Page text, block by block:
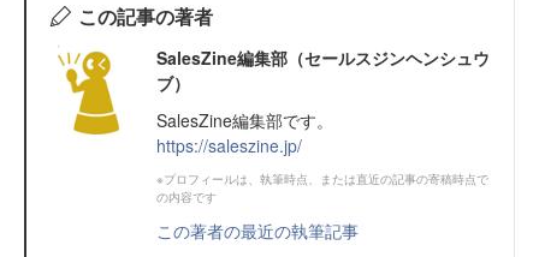
この記事の著者
SalesZine編集部（セールスジンヘンシュウ
ブ）
SalesZine編集部です。
https://saleszine.jp/
※プロフィールは、執筆時点、または直近の記事の寄稿時点で
の内容です
この著者の最近の執筆記事